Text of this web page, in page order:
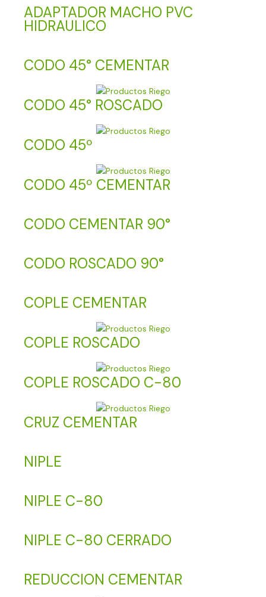
ADAPTADOR MACHO PVC
HIDRAULICO
CODO 45° CEMENTAR
CODO 45° ROSCADO
CODO 45º
CODO 45º CEMENTAR
CODO CEMENTAR 90°
CODO ROSCADO 90°
COPLE CEMENTAR
COPLE ROSCADO
COPLE ROSCADO C-80
CRUZ CEMENTAR
NIPLE
NIPLE C-80
NIPLE C-80 CERRADO
REDUCCION CEMENTAR